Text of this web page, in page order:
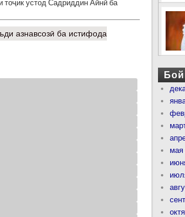
тоҷик устод Садриддин Айнӣ ба
азнавсозӣ ба истифода
мая